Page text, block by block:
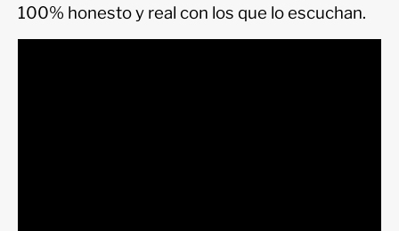
100% honesto y real con los que lo escuchan.